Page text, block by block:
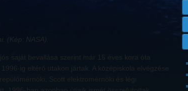
(Kép: NASA)
saját bevallása szerint már 15 éves kora óta
ig eltérő utakon jártak. A középiskola elvégzése
Scott elektromérnöki és légi